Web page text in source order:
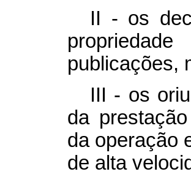
II - os
publicações,
III - os
da
da operação
de alta